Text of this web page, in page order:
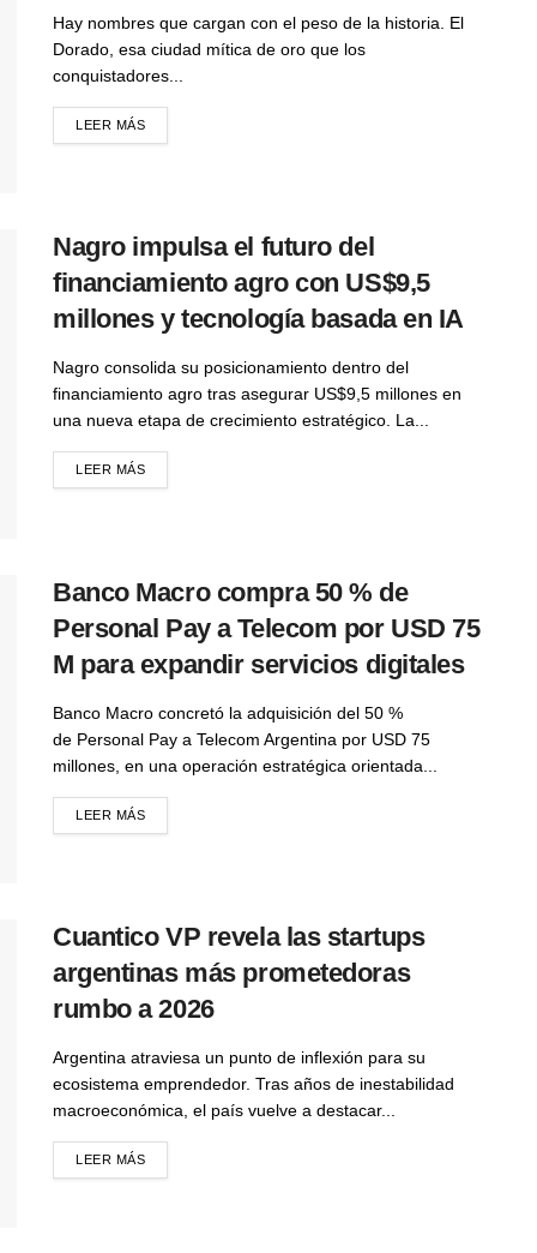
Hay nombres que cargan con el peso de la historia. El
Dorado, esa ciudad mítica de oro que los
conquistadores...
LEER MÁS
Nagro impulsa el futuro del
financiamiento agro con US$9,5
millones y tecnología basada en IA
Nagro consolida su posicionamiento dentro del
financiamiento agro tras asegurar US$9,5 millones en
una nueva etapa de crecimiento estratégico. La...
LEER MÁS
Banco Macro compra 50 % de
Personal Pay a Telecom por USD 75
M para expandir servicios digitales
Banco Macro concretó la adquisición del 50 %
de Personal Pay a Telecom Argentina por USD 75
millones, en una operación estratégica orientada...
LEER MÁS
Cuantico VP revela las startups
argentinas más prometedoras
rumbo a 2026
Argentina atraviesa un punto de inflexión para su
ecosistema emprendedor. Tras años de inestabilidad
macroeconómica, el país vuelve a destacar...
LEER MÁS